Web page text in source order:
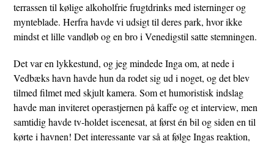
terrassen til kølige alkoholfrie frugtdrinks med isterninger og
mynteblade. Herfra havde vi udsigt til deres park, hvor ikke
mindst et lille vandløb og en bro i Venedigstil satte stemningen.
Det var en lykkestund, og jeg mindede Inga om, at nede i
Vedbæks havn havde hun da rodet sig ud i noget, og det blev
tilmed filmet med skjult kamera. Som et humoristisk indslag
havde man inviteret operastjernen på kaffe og et interview, men
samtidig havde tv-holdet iscenesat, at først én bil og siden en til
kørte i havnen! Det interessante var så at følge Ingas reaktion,